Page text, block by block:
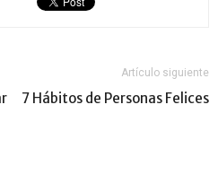
Artículo siguiente
7 Hábitos de Personas Felices